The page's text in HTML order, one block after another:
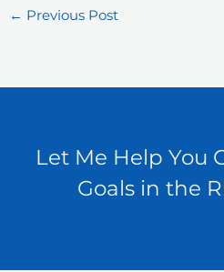
← Previous Post
Let Me Help You
Goals in the